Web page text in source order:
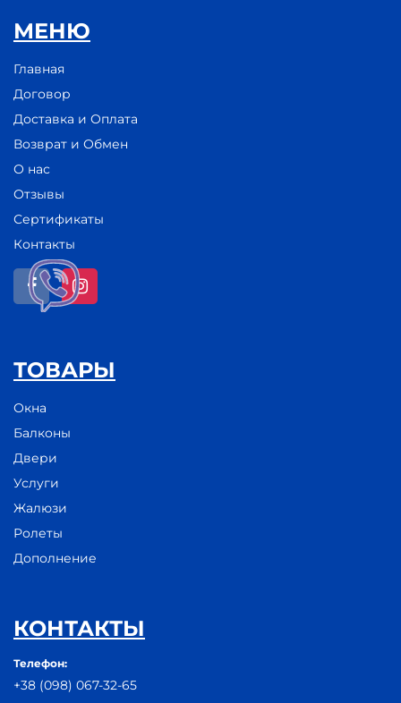
МЕНЮ
Главная
Договор
Доставка и Оплата
Возврат и Обмен
О нас
Отзывы
Сертификаты
Контакты
ТОВАРЫ
Окна
Балконы
Двери
Услуги
Жалюзи
Ролеты
Дополнение
КОНТАКТЫ
Телефон:
+38 (098) 067-32-65